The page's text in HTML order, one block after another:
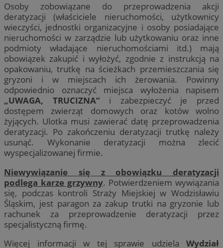
Osoby zobowiązane do przeprowadzenia akcji
deratyzacji (właściciele nieruchomości, użytkownicy
wieczyści, jednostki organizacyjne i osoby posiadające
nieruchomości w zarządzie lub użytkowaniu oraz inne
podmioty władające nieruchomościami itd.) mają
obowiązek zakupić i wyłożyć, zgodnie z instrukcją na
opakowaniu, trutkę na ścieżkach przemieszczania się
gryzoni i w miejscach ich żerowania. Powinny
odpowiednio oznaczyć miejsca wyłożenia napisem
„UWAGA, TRUCIZNA” i zabezpieczyć je przed
dostępem zwierząt domowych oraz kotów wolno
żyjących. Ulotka musi zawierać datę przeprowadzenia
deratyzacji. Po zakończeniu deratyzacji trutkę należy
usunąć. Wykonanie deratyzacji można zlecić
wyspecjalizowanej firmie.
Niewywiązanie się z obowiązku deratyzacji
podlega karze grzywny. Potwierdzeniem wywiązania
się, podczas kontroli Straży Miejskiej w Wodzisławiu
Śląskim, jest paragon za zakup trutki na gryzonie lub
rachunek za przeprowadzenie deratyzacji przez
specjalistyczną firmę.
Więcej informacji w tej sprawie udziela Wydział